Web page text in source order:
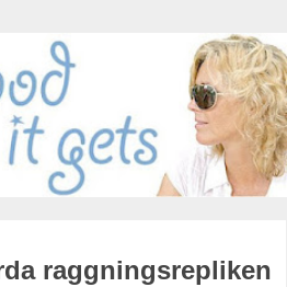
raggningsrepliken